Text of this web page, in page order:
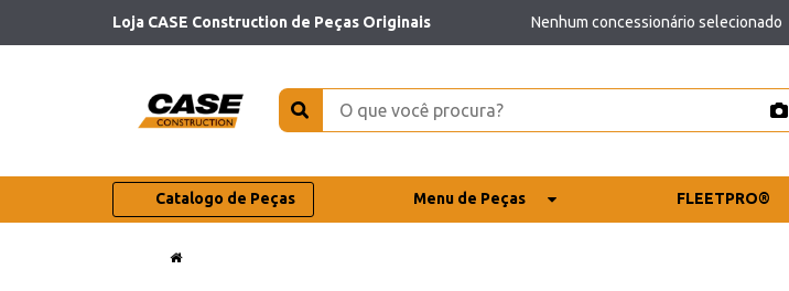
Loja CASE Construction de Peças Originais Nenhum concessionário selecionado
Catalogo de Peças Menu de Peças FLEETPRO®